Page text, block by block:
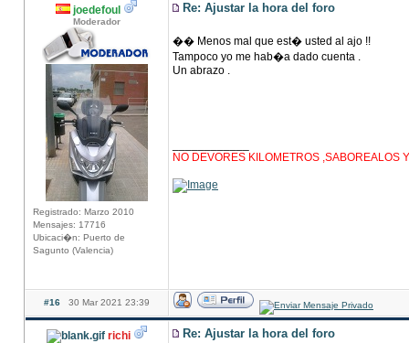
joedefoul
Moderador
Registrado: Marzo 2010
Mensajes: 17716
Ubicaci�n: Puerto de
Sagunto (Valencia)
Re: Ajustar la hora del foro
�� Menos mal que est� usted al ajo !!
Tampoco yo me hab�a dado cuenta .
Un abrazo .
NO DEVORES KILOMETROS ,SABOREALOS
#16 30 Mar 2021 23:39
richi Re: Ajustar la hora del foro